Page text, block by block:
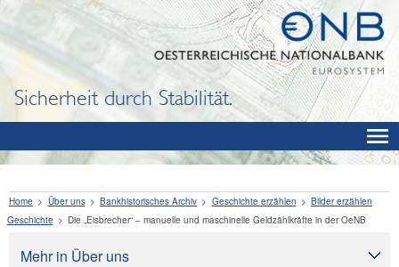
Sicherheit durch Stabilität.
Mehr in Über uns
Home Über uns Bankhistorisches Archiv Geschichte erzählen
Bilder erzählen
Geschichte
Die „Eisbrecher“ – manuelle und maschinelle Geldzählkräfte in der OeNB